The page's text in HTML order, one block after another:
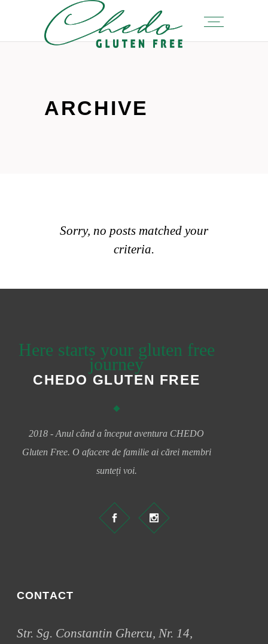
ARCHIVE
Sorry, no posts matched your
criteria.
Here starts your gluten free
journey
CHEDO GLUTEN FREE
2018 - Anul când a început aventura CHEDO
Gluten Free. O afacere de familie ai cărei membri
sunteți voi.
CONTACT
Str. Sg. Constantin Ghercu, Nr. 14,